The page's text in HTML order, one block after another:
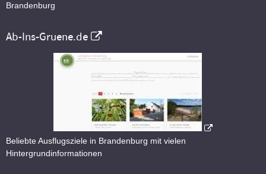
Brandenburg
Ab-Ins-Gruene.de
Beliebte Ausflugsziele in Brandenburg mit vielen
Hintergrundinformationen